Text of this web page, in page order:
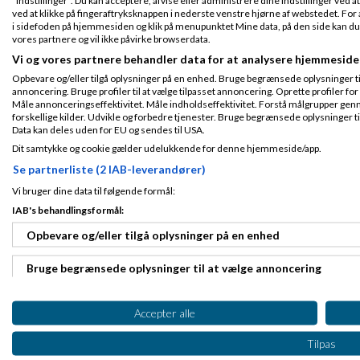
Tilmeldt 24. Jun
07
Indlæg ialt:
15018
2026kl. 17:30
Gennemsnit3,0 stjerner givet
Jeg vil da
søgninger eller
Derfor giver det
samme tråd. Du
Naturprodukter fra
https://shop.cosmos-
Side 1 ud af 1 (4 indlæg)
ved at klikke på fingeraftryksknappen i nederste venstre hjørne af webstedet.
i sidefoden på hjemmesiden og klik på menupunktet Mine data, på den side kan
vores partnere og vil ikke påvirke browserdata.
Vi og vores partnere behandler data for at analysere
Opbevare og/eller tilgå oplysninger på en enhed. Bruge begrænsede
annoncering. Bruge profiler til at vælge tilpasset annoncering. Oprette profiler
Måle annonceringseffektivitet. Måle indholdseffektivitet. Forstå målgrupper
forskellige kilder. Udvikle og forbedre tjenester. Bruge begrænsede oplysninger
Data kan deles uden for EU og sendes til USA.
Dit samtykke og cookie gælder udelukkende for denne hjemmeside/app.
Se partnerliste (2 IAB-leverandører)
Vi bruger dine data til følgende formål:
IAB's behandlingsformål:
Opbevare og/eller tilgå oplysninger på en enhed
Bruge begrænsede oplysninger til at vælge annoncering
Oprette profiler til tilpasset annoncering
Bruge profiler til at vælge tilpasset annoncering
Accepter alle
Tilpas